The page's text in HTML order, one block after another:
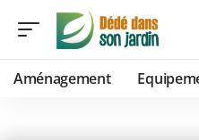
Aménagement